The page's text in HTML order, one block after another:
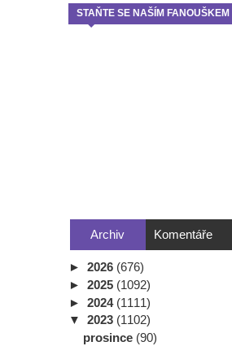
STAŇTE SE NAŠÍM FANOUŠKEM
Archiv Komentáře
► 2026 (676)
► 2025 (1092)
► 2024 (1111)
▼ 2023 (1102)
prosince (90)